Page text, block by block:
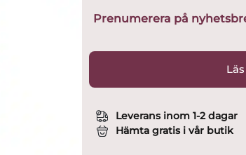
skidor
Jul
mängd
Prenumerera på
Leverans inom 1-2 dagar
Hämta gratis i vår butik